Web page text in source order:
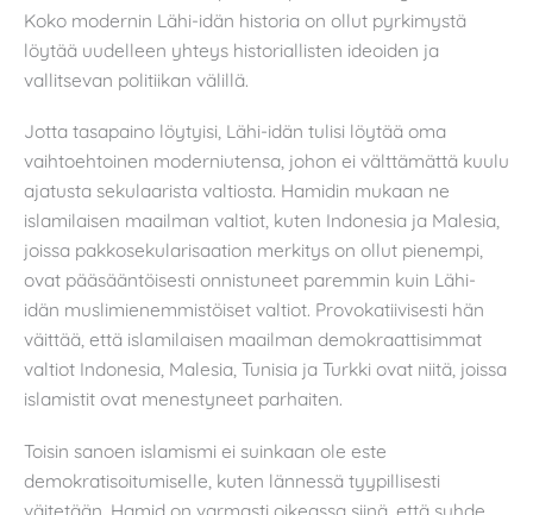
Koko modernin Lähi-idän historia on ollut pyrkimystä
löytää uudelleen yhteys historiallisten ideoiden ja
vallitsevan politiikan välillä.
Jotta tasapaino löytyisi, Lähi-idän tulisi löytää oma
vaihtoehtoinen moderniutensa, johon ei välttämättä kuulu
ajatusta sekulaarista valtiosta. Hamidin mukaan ne
islamilaisen maailman valtiot, kuten Indonesia ja Malesia,
joissa pakkosekularisaation merkitys on ollut pienempi,
ovat pääsääntöisesti onnistuneet paremmin kuin Lähi-
idän muslimienemmistöiset valtiot. Provokatiivisesti hän
väittää, että islamilaisen maailman demokraattisimmat
valtiot Indonesia, Malesia, Tunisia ja Turkki ovat niitä, joissa
islamistit ovat menestyneet parhaiten.
Toisin sanoen islamismi ei suinkaan ole este
demokratisoitumiselle, kuten lännessä tyypillisesti